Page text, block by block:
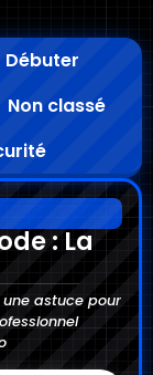
Débuter
Non classé
: La
une astuce pour